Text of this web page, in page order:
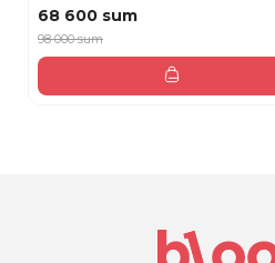
68 600 sum
98 000 sum